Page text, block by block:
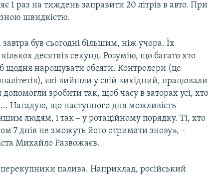
1 раз на тиждень заправити 20 літрів в авто. При
швидкістю.
був сьогодні більшим, ніж учора. Їх
десятків секунд. Розумію, що багато хто
нарощувати обсяги. Контролери (це
які вийшли у свій вихідний, працювали
зробити так, щоб часу в заторах усі, хто
Нагадую, що наступного дня можливість
людям, і так – у ротаційному порядку. Ті, хто
7 днів не зможуть його отримати знову», –
Михайло Развожаєв.
палива. Наприклад, російський